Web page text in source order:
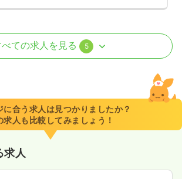
なる
ての求人を見る 5
に合う求人は見つかりましたか？
求人も比較してみましょう！
求人